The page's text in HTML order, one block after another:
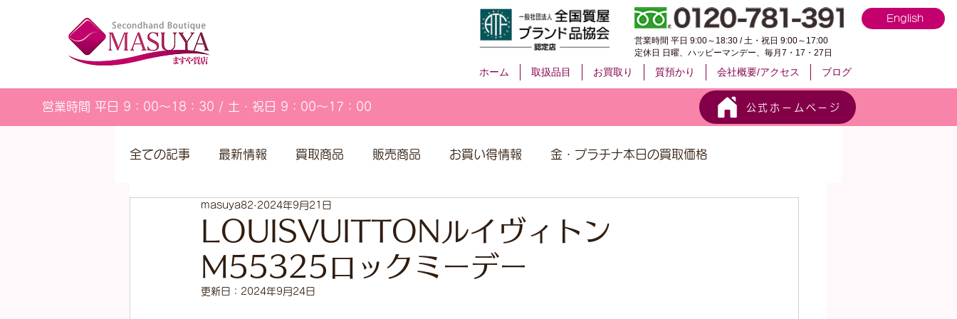
English
営業時間 平日 9:00～18:30 / 土・祝日 9:00～17:00
定休日 日曜、ハッピーマンデー、毎月7・17・27日
ホーム 取扱品目 お買取り 質預かり 会社概要/アクセス ブログ
営業時間 平日 9：00～18：30 / 土・祝日 9：00～17：00 公式ホームページ
全ての記事 最新情報 買取商品 販売商品 お買い得情報 金・プラチナ本日の買取価格
営業カレンダー
LOUISVUITTONルイヴィトン
M55325ロックミーデー
masuya82 2024年9月21日
更新日： 2024年9月24日